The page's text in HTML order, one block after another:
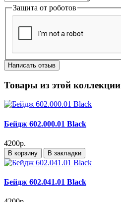
Защита от роботов
Написать отзыв
Товары из этой коллекции
Бейдж 602.000.01 Black
4200р.
В корзину В закладки
Бейдж 602.041.01 Black